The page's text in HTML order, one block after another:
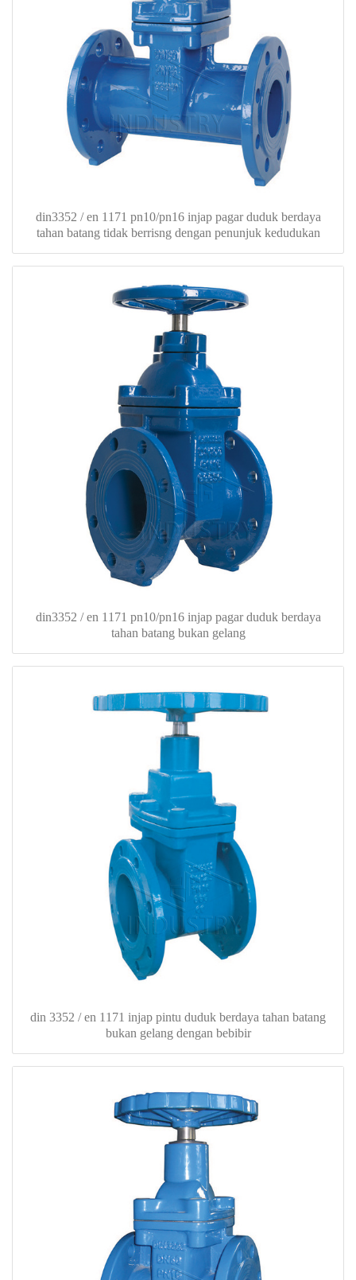
din3352 / en 1171 pn10/pn16 injap pagar duduk berdaya
tahan batang tidak berrisng dengan penunjuk kedudukan
din3352 / en 1171 pn10/pn16 injap pagar duduk berdaya
tahan batang bukan gelang
din 3352 / en 1171 injap pintu duduk berdaya tahan batang
bukan gelang dengan bebibir